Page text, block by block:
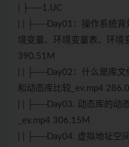
| ├──1.UC
| | ├──Day01：操作系统
境变量、环境变量表、环境
390.51M
| | ├──Day02：什么是库
和动态库比较_ev.mp4
| | ├──Day03. 动态库的动
_ev.mp4 306.15M
| | ├──Day04. 虚拟地址空